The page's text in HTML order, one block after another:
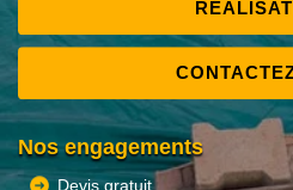
Nos engagements
Devis gratuit